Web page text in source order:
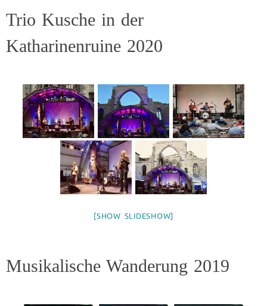
Trio Kusche in der
Katharinenruine 2020
[SHOW SLIDESHOW]
Musikalische Wanderung 2019